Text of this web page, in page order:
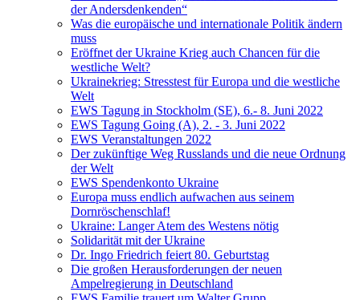
der Andersdenkenden“
Was die europäische und internationale Politik ändern
muss
Eröffnet der Ukraine Krieg auch Chancen für die
westliche Welt?
Ukrainekrieg: Stresstest für Europa und die westliche
Welt
EWS Tagung in Stockholm (SE), 6.- 8. Juni 2022
EWS Tagung Going (A), 2. - 3. Juni 2022
EWS Veranstaltungen 2022
Der zukünftige Weg Russlands und die neue Ordnung
der Welt
EWS Spendenkonto Ukraine
Europa muss endlich aufwachen aus seinem
Dornröschenschlaf!
Ukraine: Langer Atem des Westens nötig
Solidarität mit der Ukraine
Dr. Ingo Friedrich feiert 80. Geburtstag
Die großen Herausforderungen der neuen
Ampelregierung in Deutschland